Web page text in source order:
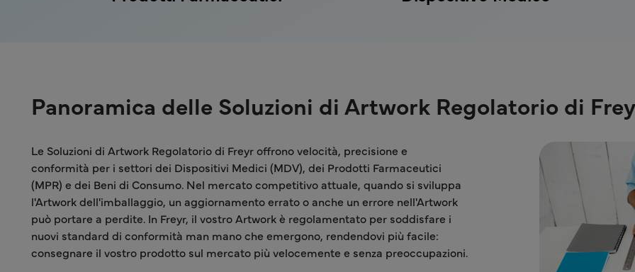
Panoramica delle Soluzioni di Artwork Regolatorio di
Le Soluzioni di Artwork Regolatorio di Freyr offrono velocità, precisione e
conformità per i settori dei Dispositivi Medici (MDV), dei Prodotti Farmaceutici
(MPR) e dei Beni di Consumo. Nel mercato competitivo attuale, quando si sviluppa
l'Artwork dell'imballaggio, un aggiornamento errato o anche un errore nell'Artwork
può portare a perdite. In Freyr, il vostro Artwork è regolamentato per soddisfare i
nuovi standard di conformità man mano che emergono, rendendovi più facile:
consegnare il vostro prodotto sul mercato più velocemente e senza preoccupazioni.